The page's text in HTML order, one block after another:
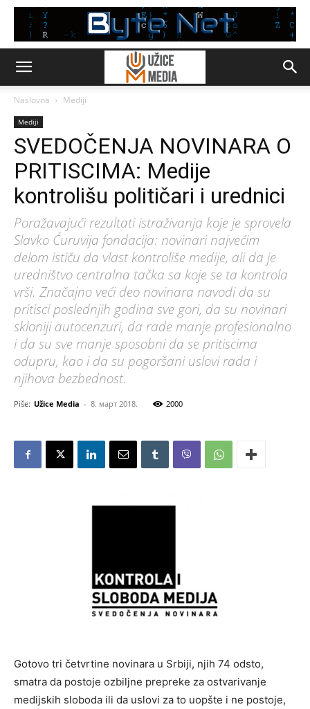
Naslovna Mediji
Mediji
SVEDOČENJA NOVINARA O
PRITISCIMA: Medije
kontrolišu političari i urednici
Poražavajući rezultati istraživanja koje je sprovela
Slavko Ćuruvija fondacija: novinari najvećim
delom ističu da vlast kontroliše medije, ali da je
uredništvo centralna tačka sa koje se ta kontrola
vrši. Značajno veći deo novinara navodi da su
pritisci poslednjih godina sve gori, da su novinari
skloniji autocenzuri, da rade manje profesionalno
i da su sve manje sposobni da se pritiscima
odupru, kao i da su pogoršani uslovi rada i
njihova bezbednost.
Piše: Užice Media - 8. март 2018. 2000
Gotovo tri četvrtine novinara u Srbiji, njih 74 odsto,
smatra da postoje ozbiljne prepreke za ostvarivanje
medijskih sloboda ili da uslovi za to uopšte i ne postoje,